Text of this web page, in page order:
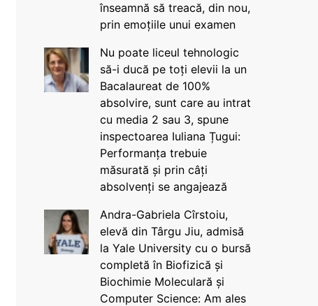
înseamnă să treacă, din nou,
prin emoțiile unui examen
Nu poate liceul tehnologic
să-i ducă pe toți elevii la un
Bacalaureat de 100%
absolvire, sunt care au intrat
cu media 2 sau 3, spune
inspectoarea Iuliana Țugui:
Performanța trebuie
măsurată și prin câți
absolvenți se angajează
Andra-Gabriela Cîrstoiu,
elevă din Târgu Jiu, admisă
la Yale University cu o bursă
completă în Biofizică și
Biochimie Moleculară și
Computer Science: Am ales